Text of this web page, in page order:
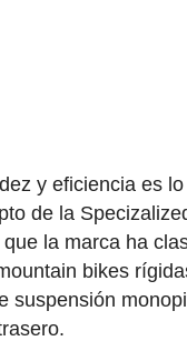
y eficiencia es
de la
la marca ha
bikes
suspensión